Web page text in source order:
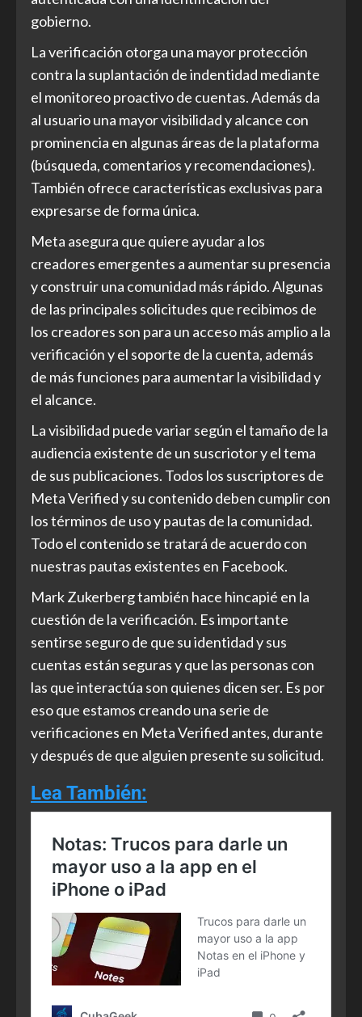
gobierno.
La verificación otorga una mayor protección
contra la suplantación de indentidad mediante
el monitoreo proactivo de cuentas. Además da
al usuario una mayor visibilidad y alcance con
prominencia en algunas áreas de la plataforma
(búsqueda, comentarios y recomendaciones).
También ofrece características exclusivas para
expresarse de forma única.
Meta asegura que quiere ayudar a los
creadores emergentes a aumentar su presencia
y construir una comunidad más rápido. Algunas
de las principales solicitudes que recibimos de
los creadores son para un acceso más amplio a la
verificación y el soporte de la cuenta, además
de más funciones para aumentar la visibilidad y
el alcance.
La visibilidad puede variar según el tamaño de la
audiencia existente de un suscriotor y el tema
de sus publicaciones. Todos los suscriptores de
Meta Verified y su contenido deben cumplir con
los términos de uso y pautas de la comunidad.
Todo el contenido se tratará de acuerdo con
nuestras pautas existentes en Facebook.
Mark Zukerberg también hace hincapié en la
cuestión de la verificación. Es importante
sentirse seguro de que su identidad y sus
cuentas están seguras y que las personas con
las que interactúa son quienes dicen ser. Es por
eso que estamos creando una serie de
verificaciones en Meta Verified antes, durante
y después de que alguien presente su solicitud.
Lea También: